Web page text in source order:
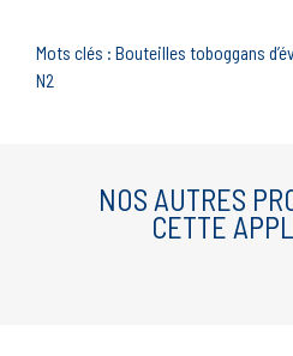
Mots clés : Bouteilles toboggans
N2
NOS AUTRES
CETTE